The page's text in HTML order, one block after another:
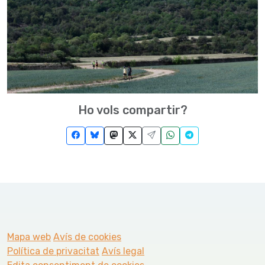
Ho vols compartir?
Mapa web Avís de cookies
Política de privacitat Avís legal